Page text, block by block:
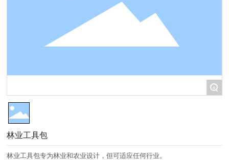
+
林业工具包
林业工具包专为林业和农业设计，但可适应任何行业。